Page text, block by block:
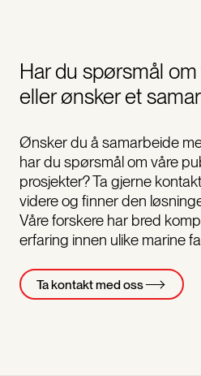
Har du spørsmål
eller ønsker et
Ønsker du å samarbeide
har du spørsmål om våre
prosjekter? Ta gjerne
videre og finner den
Våre forskere har bred
erfaring innen ulike marine
Ta kontakt med oss